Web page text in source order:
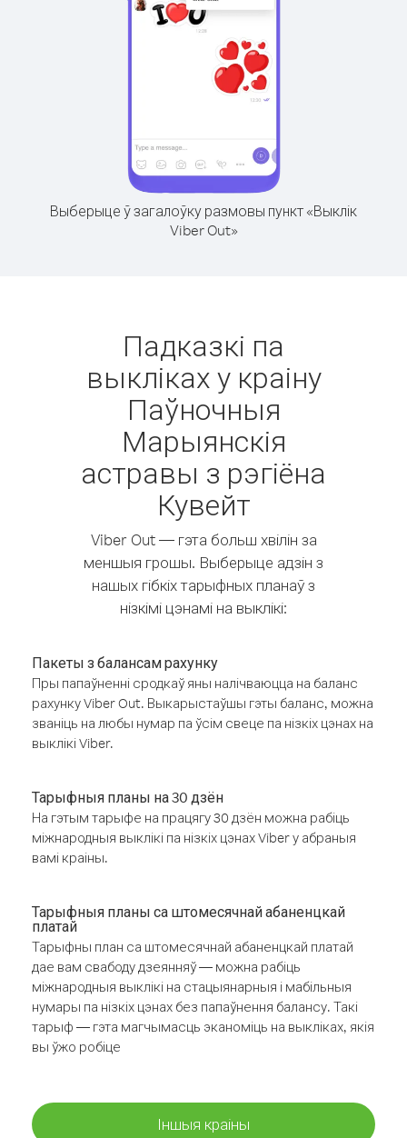
Выберыце ў загалоўку размовы пункт «Выклік
Viber Out»
Падказкі па
выкліках у краіну
Паўночныя
Марыянскія
астравы з рэгіёна
Кувейт
Viber Out — гэта больш хвілін за
меншыя грошы. Выберыце адзін з
нашых гібкіх тарыфных планаў з
нізкімі цэнамі на выклікі:
Пакеты з балансам рахунку
Пры папаўненні сродкаў яны налічваюцца на баланс
рахунку Viber Out. Выкарыстаўшы гэты баланс, можна
званіць на любы нумар па ўсім свеце па нізкіх цэнах на
выклікі Viber.
Тарыфныя планы на 30 дзён
На гэтым тарыфе на працягу 30 дзён можна рабіць
міжнародныя выклікі па нізкіх цэнах Viber у абраныя
вамі краіны.
Тарыфныя планы са штомесячнай абаненцкай
платай
Тарыфны план са штомесячнай абаненцкай платай
дае вам свабоду дзеянняў — можна рабіць
міжнародныя выклікі на стацыянарныя і мабільныя
нумары па нізкіх цэнах без папаўнення балансу. Такі
тарыф — гэта магчымасць эканоміць на выкліках, якія
вы ўжо робіце
Іншыя краіны